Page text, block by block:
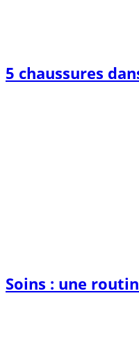
5 chaussures
Soins : une